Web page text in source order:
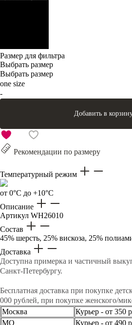
Размер для фильтра
Выбрать размер
Выбрать размер
one size
-
Добавить в
Рекомендации по размеру
Температурный режим
от 0°C до +10°C
Описание
Артикул WH26010
Состав
45% шерсть, 25% вискоза, 25%
Доставка
Доступна примерка и частичный
Санкт-Петербургу.
Бесплатная доставка при покупке
000 рублей, при покупке женского/
Москва
Курьер - от 350
МО
Курьер - от 490